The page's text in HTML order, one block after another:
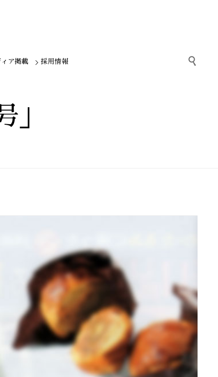
ア掲載 採用情報 
」